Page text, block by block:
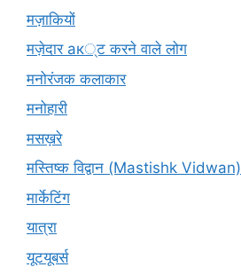
मज़ाकियों
मज़ेदार ак्ट करने वाले लोग
मनोरंजक कलाकार
मनोहारी
मसख़रे
मस्तिष्क विद्वान (Mastishk Vidwan)
मार्केटिंग
यात्रा
यूटयूबर्स